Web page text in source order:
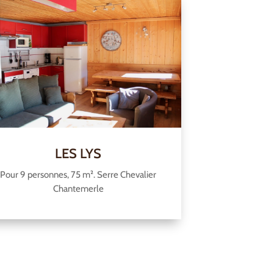
LES LYS
Pour 9 personnes, 75 m². Serre Chevalier
Chantemerle